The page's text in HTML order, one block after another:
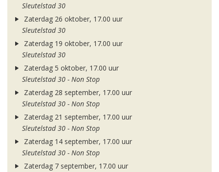
Sleutelstad 30
Zaterdag 26 oktober, 17.00 uur
Sleutelstad 30
Zaterdag 19 oktober, 17.00 uur
Sleutelstad 30
Zaterdag 5 oktober, 17.00 uur
Sleutelstad 30 - Non Stop
Zaterdag 28 september, 17.00 uur
Sleutelstad 30 - Non Stop
Zaterdag 21 september, 17.00 uur
Sleutelstad 30 - Non Stop
Zaterdag 14 september, 17.00 uur
Sleutelstad 30 - Non Stop
Zaterdag 7 september, 17.00 uur